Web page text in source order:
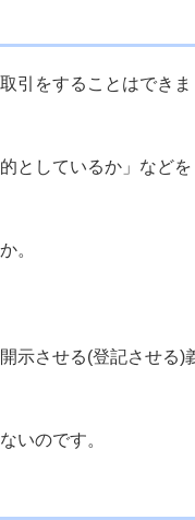
引をすることはできま
としているか」などを
。
示させる(登記させる)
いのです。